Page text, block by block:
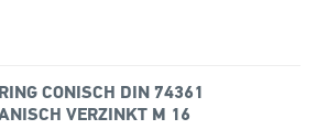
CONISCH DIN 74361
VERZINKT M 16